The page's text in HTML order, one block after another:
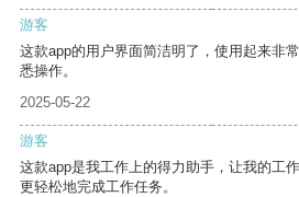
游客
这款app的用户界面简洁明了，使用起来非
悉操作。
2025-05-22
游客
这款app是我工作上的得力助手，让我的工
更轻松地完成工作任务。